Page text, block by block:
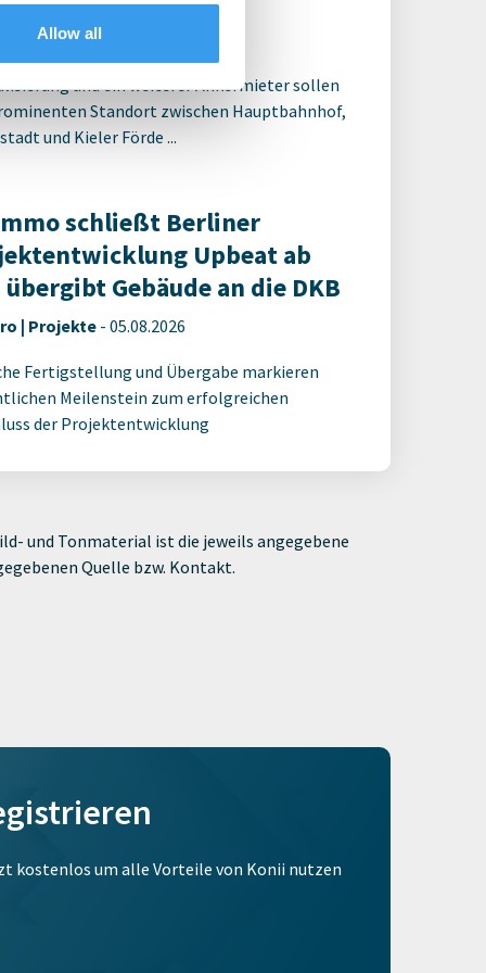
Allow all
| Deals Kauf
und ein weiterer Ankermieter sollen
Standort zwischen Hauptbahnhof,
und Kieler Förde ...
schließt Berliner
Upbeat ab
Gebäude an die DKB
| Projekte - 05.08.2026
Fertigstellung und Übergabe markieren
Meilenstein zum erfolgreichen
der Projektentwicklung
und Tonmaterial ist die jeweils angegebene
Quelle bzw. Kontakt.
kostenlos um alle Vorteile von Konii nutzen